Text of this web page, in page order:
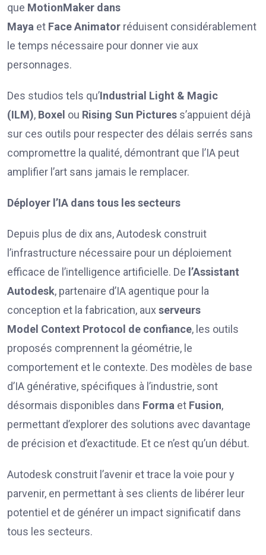
que MotionMaker dans
Maya et FaceAnimator réduisent considérablement
le temps nécessaire pour donner vie aux
personnages.
Des studios tels qu’Industrial Light & Magic
(ILM), Boxel ou Rising Sun Pictures s’appuient déjà
sur ces outils pour respecter des délais serrés sans
compromettre la qualité, démontrant que l’IA peut
amplifier l’art sans jamais le remplacer.
Déployer l’IA dans tous les secteurs
Depuis plus de dix ans, Autodesk construit
l’infrastructure nécessaire pour un déploiement
efficace de l’intelligence artificielle. De l’Assistant
Autodesk, partenaire d’IA agentique pour la
conception et la fabrication, auxserveurs
Model Context Protocol de confiance, les outils
proposés comprennent la géométrie, le
comportement et le contexte. Des modèles de base
d’IA générative, spécifiques à l’industrie, sont
désormais disponibles dans Forma et Fusion,
permettant d’explorer des solutions avec davantage
de précision et d’exactitude. Et ce n’est qu’un début.
Autodesk construit l’avenir et trace la voie pour y
parvenir, en permettant à ses clients de libérer leur
potentiel et de générer un impact significatif dans
tous les secteurs.